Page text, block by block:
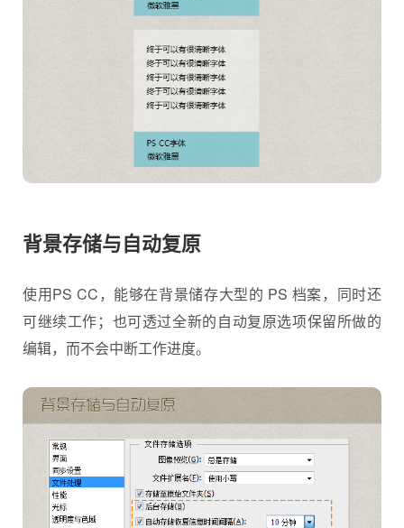
背景存储与自动复原
使用PS CC，能够在背景储存大型的 PS 档案，同时还
可继续工作；也可透过全新的自动复原选项保留所做的
编辑，而不会中断工作进度。